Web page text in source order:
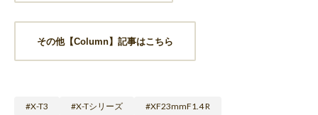
その他【Column】記事はこちら
X-T3 X-Tシリーズ
XF23mmF1.4 R